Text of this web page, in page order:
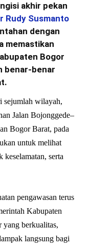
akhir pekan
Rudy Susmanto
dengan
memastikan
Bogor
benar-benar
sejumlah wilayah,
Jalan Bojonggede–
Bogor Barat, pada
untuk melihat
keselamatan, serta
pengawasan terus
Kabupaten
berkualitas,
langsung bagi